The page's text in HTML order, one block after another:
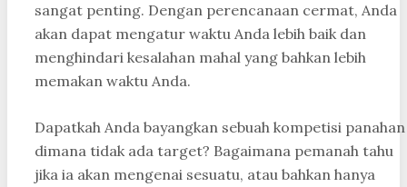
sangat penting. Dengan perencanaan cermat, Anda
akan dapat mengatur waktu Anda lebih baik dan
menghindari kesalahan mahal yang bahkan lebih
memakan waktu Anda.
Dapatkah Anda bayangkan sebuah kompetisi panahan
dimana tidak ada target? Bagaimana pemanah tahu
jika ia akan mengenai sesuatu, atau bahkan hanya